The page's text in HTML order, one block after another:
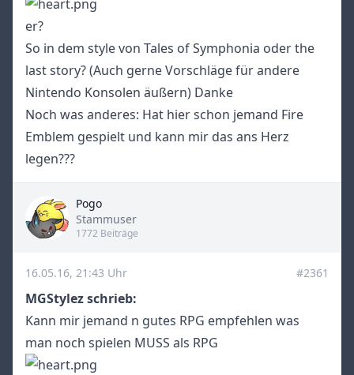
er?
So in dem style von Tales of Symphonia oder the
last story? (Auch gerne Vorschläge für andere
Nintendo Konsolen äußern) Danke
Noch was anderes: Hat hier schon jemand Fire
Emblem gespielt und kann mir das ans Herz
legen???
Pogo
Title
Stammuser
1772 Beiträge
16.05.16, 21:43 Uhr #2361
MGStylez schrieb:
Kann mir jemand n gutes RPG empfehlen was
man noch spielen MUSS als RPG